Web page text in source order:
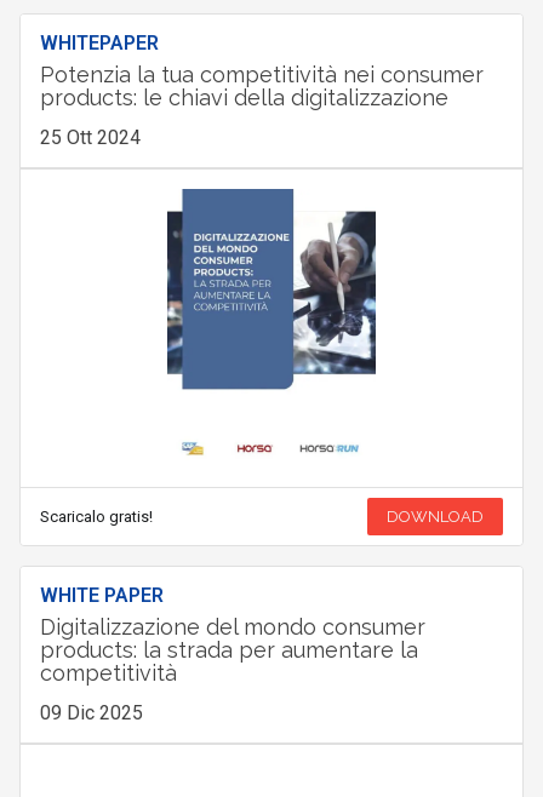
WHITEPAPER
Potenzia la tua competitività nei consumer
products: le chiavi della digitalizzazione
25 Ott 2024
Scaricalo gratis! DOWNLOAD
WHITE PAPER
Digitalizzazione del mondo consumer
products: la strada per aumentare la
competitività
09 Dic 2025